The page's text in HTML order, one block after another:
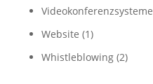
Videokonferenzsysteme
Website (1)
Whistleblowing(2)